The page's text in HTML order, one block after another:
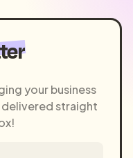
your business
delivered straight